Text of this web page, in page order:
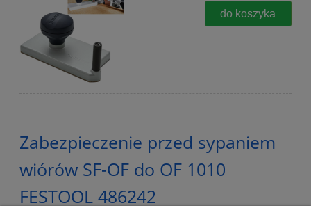
do koszyka
Zabezpieczenie przed sypaniem
wiórów SF-OF do OF 1010
FESTOOL 486242